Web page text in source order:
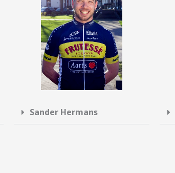
Sander Hermans